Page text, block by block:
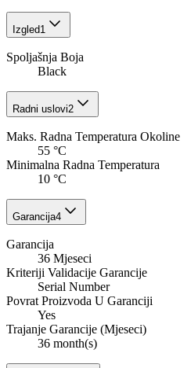
Izgled1
Spoljašnja Boja
Black
Radni uslovi2
Maks. Radna Temperatura Okoline
55 °C
Minimalna Radna Temperatura
10 °C
Garancija4
Garancija
36 Mjeseci
Kriteriji Validacije Garancije
Serial Number
Povrat Proizvoda U Garanciji
Yes
Trajanje Garancije (Mjeseci)
36 month(s)